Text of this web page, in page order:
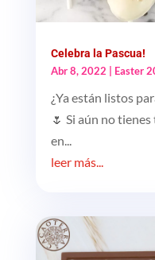
Celebra la Pascua!
Abr 8, 2022 | Easter
¿Ya están listos
🌷 Si aún no
en...
leer más...